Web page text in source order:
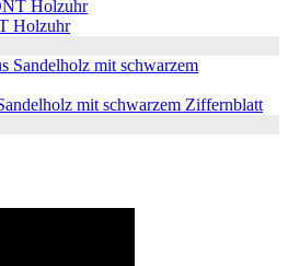
Holzuhr
mit schwarzem Ziffernblatt